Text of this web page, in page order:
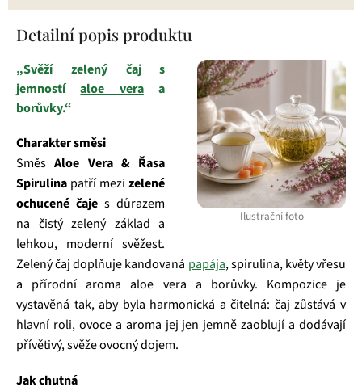
Detailní popis produktu
Ilustrační foto
„Svěží zelený čaj s
jemnostíaloe veraa
borůvky.“
Charakter směsi
SměsAloe Vera & Řasa
Spirulina patří mezizelené
ochucené čaje s důrazem
na čistý zelený základ a
lehkou, moderní svěžest.
Zelený čaj doplňuje kandovaná papája, spirulina, květy vřesu
a přírodní aroma aloe vera a borůvky. Kompozice je
vystavěná tak, aby byla harmonická a čitelná: čaj zůstává v
hlavní roli, ovoce a aroma jej jen jemně zaoblují a dodávají
přívětivý, svěže ovocný dojem.
Jak chutná